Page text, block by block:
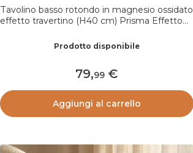
Tavolino basso rotondo in magnesio ossidato
effetto travertino (H40 cm) Prisma Effetto
Prodotto disponibile
79,99
Aggiungi al carrello